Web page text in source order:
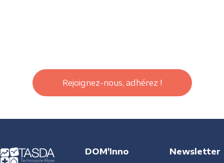
Rejoignez-nous, adhérez !
DOM'Inno Newsletter